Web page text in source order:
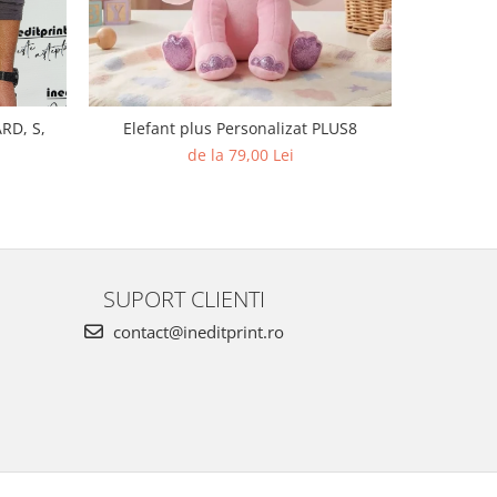
S,
Elefant plus Personalizat PLUS8
de la 79,00 Lei
SUPORT CLIENTI
contact@ineditprint.ro